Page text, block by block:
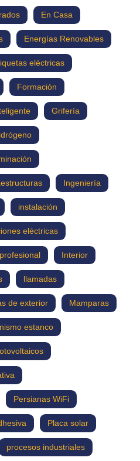
En Casa
Energías Renovables
eléctricas
Formación
Grifería
Ingeniería
instalación
eléctricas
Interior
llamadas
de exterior Mamparas
estanco
Persianas WiFi
Placa solar
procesos industriales